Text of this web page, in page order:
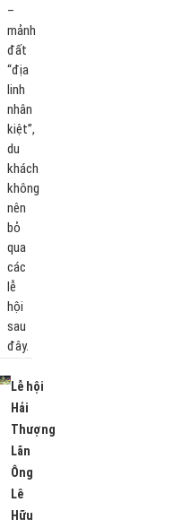
–
mảnh
đất
“địa
linh
nhân
kiệt”,
du
khách
không
nên
bỏ
qua
các
lễ
hội
sau
đây.
Lễ hội
Hải
Thượng
Lãn
Ông
Lê
Hữu